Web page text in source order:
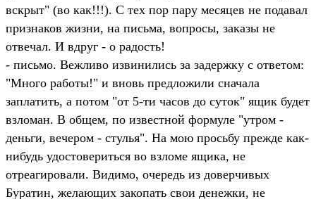
вскрыт" (во как!!!). С тех пор пару месяцев не подавал
признаков жизни, на письма, вопросы, заказы не
отвечал. И вдруг - о радость!
- письмо. Вежливо извинились за задержку с ответом:
"Много работы!" и вновь предложили сначала
заплатить, а потом "от 5-ти часов до суток" ящик будет
взломан. В общем, по известной формуле "утром -
деньги, вечером - стулья". На мою просьбу прежде как-
нибудь удостовериться во взломе ящика, не
отреагировали. Видимо, очередь из доверчивых
Буратин, желающих закопать свои денежки, не